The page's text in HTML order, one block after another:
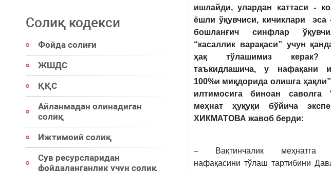
Солиқ кодекси
Фойда солиғи
ЖШДС
ҚҚС
Айланмадан олинадиган
солиқ
Ижтимоий солиқ
Сув ресурсларидан
фойдаланганлик учун солиқ
ишлайди, улардан каттаси -
ёшли ўқувчиси, кичиклари эса
бошланғич синфлар
“касаллик варақаси” учун
ҳақ тўлашимиз керак?
таъкидлашича, у нафақани
100%и миқдорида олишга
илтимосига биноан саволга
меҳнат ҳуқуқи бўйича
ХИКМАТОВА жавоб берди:
– Вақтинчалик меҳнатга
нафақасини тўлаш тартибини